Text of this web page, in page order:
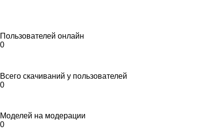
Пользователей онлайн
0
Всего скачиваний у пользователей
0
Моделей на модерации
0